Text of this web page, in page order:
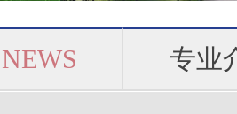
NEWS
专业